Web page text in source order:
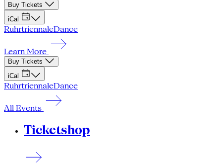
Buy Tickets
iCal
RuhrtriennaleDance
Learn More
Buy Tickets
iCal
RuhrtriennaleDance
All Events
Ticketshop